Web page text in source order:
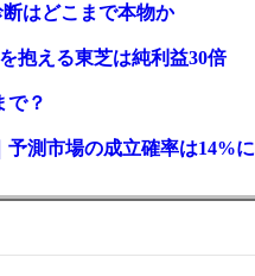
はどこまで本物か
抱える東芝は純利益30倍
で？
測市場の成立確率は14%に